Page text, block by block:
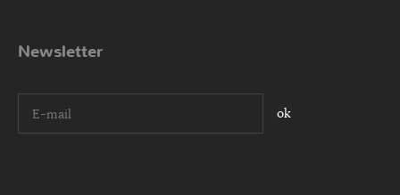
Newsletter
I agree terms and conditions.*